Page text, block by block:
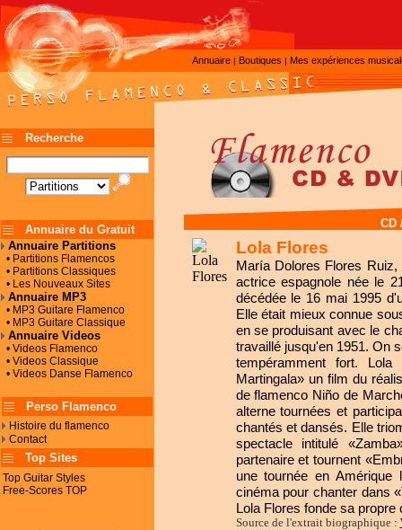
Annuaire | Boutiques | Mes expériences
Recherche
Annuaire du Gratuit
Annuaire Partitions
• Partitions Flamencos
• Partitions Classiques
• Les Nouveaux Sites
Annuaire MP3
• MP3 Guitare Flamenco
• MP3 Guitare Classique
Annuaire Videos
• Videos Flamenco
• Videos Classique
• Videos Danse Flamenco
Perso Flamenco
Histoire du flamenco
Contact
Top Sites
Top Guitar Styles
Free-Scores TOP
CD
Lola Flores
María Dolores Flores
actrice espagnole née le
décédée le 16 mai 1995
Elle était mieux connue
en se produisant avec le
travaillé jusqu'en 1951. On
tempéramment fort.
Martingala» un film du
de flamenco Niño de
alterne tournées et
chantés et dansés. Elle
spectacle intitulé
partenaire et tournent
une tournée en
cinéma pour chanter dans
Lola Flores fonde sa
Source de l'extrait biographique :